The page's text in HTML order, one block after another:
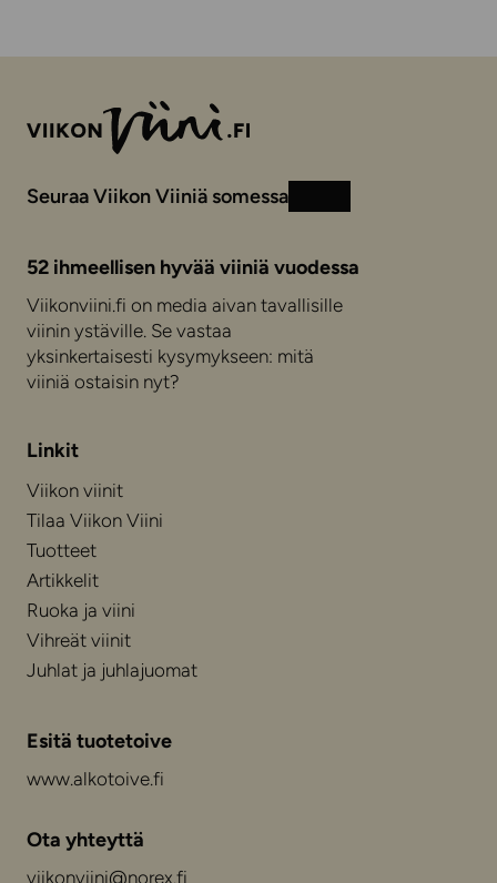
Seuraa Viikon Viiniä somessa
52 ihmeellisen hyvää viiniä vuodessa
Viikonviini.fi on media aivan tavallisille
viinin ystäville. Se vastaa
yksinkertaisesti kysymykseen: mitä
viiniä ostaisin nyt?
Linkit
Viikon viinit
Tilaa Viikon Viini
Tuotteet
Artikkelit
Ruoka ja viini
Vihreät viinit
Juhlat ja juhlajuomat
Esitä tuotetoive
www.alkotoive.fi
Ota yhteyttä
viikonviini@norex.fi